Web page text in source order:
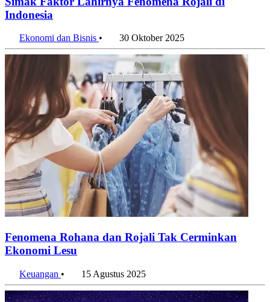
Indonesia
Ekonomi dan Bisnis • 30 Oktober 2025
Fenomena Rohana dan Rojali Tak Cerminkan
Ekonomi Lesu
Keuangan • 15 Agustus 2025